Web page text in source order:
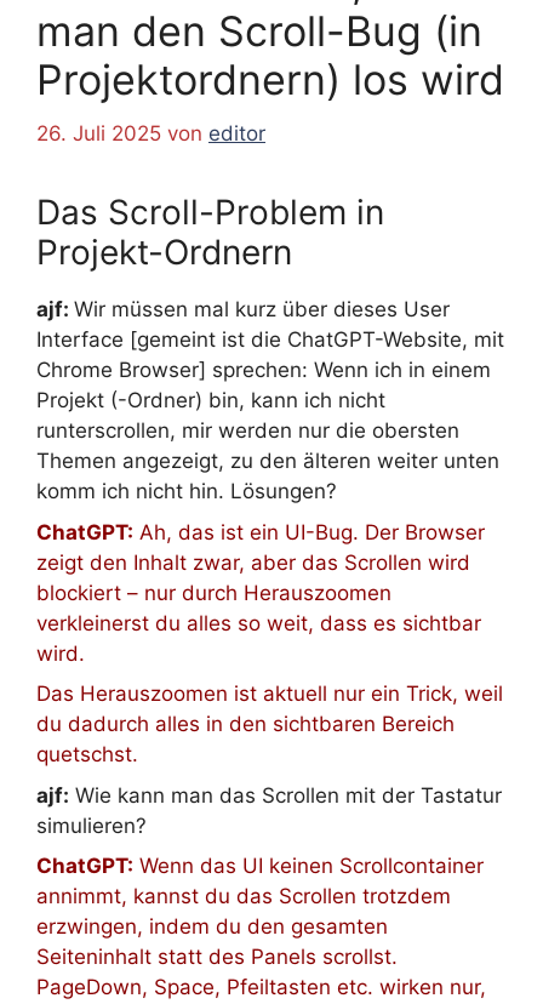
man den Scroll-Bug (in
Projektordnern) los wird
26. Juli 2025 von editor
Das Scroll-Problem in
Projekt-Ordnern
ajf: Wir müssen mal kurz über dieses User
Interface [gemeint ist die ChatGPT-Website, mit
Chrome Browser] sprechen: Wenn ich in einem
Projekt (-Ordner) bin, kann ich nicht
runterscrollen, mir werden nur die obersten
Themen angezeigt, zu den älteren weiter unten
komm ich nicht hin. Lösungen?
ChatGPT: Ah, das ist ein UI-Bug. Der Browser
zeigt den Inhalt zwar, aber das Scrollen wird
blockiert – nur durch Herauszoomen
verkleinerst du alles so weit, dass es sichtbar
wird.
Das Herauszoomen ist aktuell nur ein Trick, weil
du dadurch alles in den sichtbaren Bereich
quetschst.
ajf: Wie kann man das Scrollen mit der Tastatur
simulieren?
ChatGPT: Wenn das UI keinen Scrollcontainer
annimmt, kannst du das Scrollen trotzdem
erzwingen, indem du den gesamten
Seiteninhalt statt des Panels scrollst.
PageDown, Space, Pfeiltasten etc. wirken nur,